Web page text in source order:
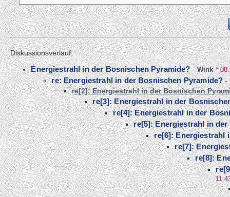
Diskussionsverlauf:
Energiestrahl in der Bosnischen Pyramide?-Wink*
re: Energiestrahl in der Bosnischen Pyramide?-
re[2]: Energiestrahl in der Bosnischen
re[3]: Energiestrahl in der
re[4]: Energiestrahl in der
re[5]: Energiestrahl in
re[6]: Energiestrahl
re[7]:
re[8]: